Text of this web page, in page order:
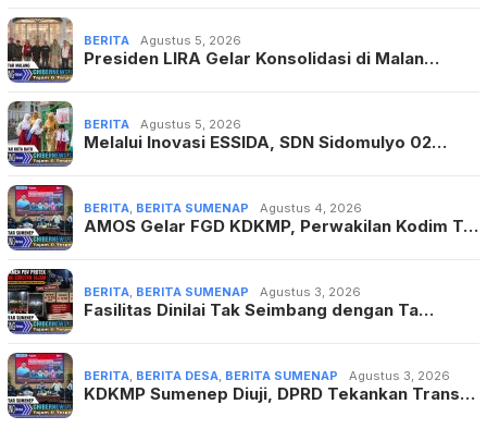
BERITA Agustus 5, 2026
Presiden LIRA Gelar Konsolidasi di Malan…
BERITA Agustus 5, 2026
Melalui Inovasi ESSIDA, SDN Sidomulyo 02…
BERITA BERITA SUMENAP Agustus 4, 2026
AMOS Gelar FGD KDKMP, Perwakilan Kodim T…
BERITA BERITA SUMENAP Agustus 3, 2026
Fasilitas Dinilai Tak Seimbang dengan Ta…
BERITA BERITA DESA BERITA SUMENAP Agustus 3, 2026
KDKMP Sumenep Diuji, DPRD Tekankan Trans…